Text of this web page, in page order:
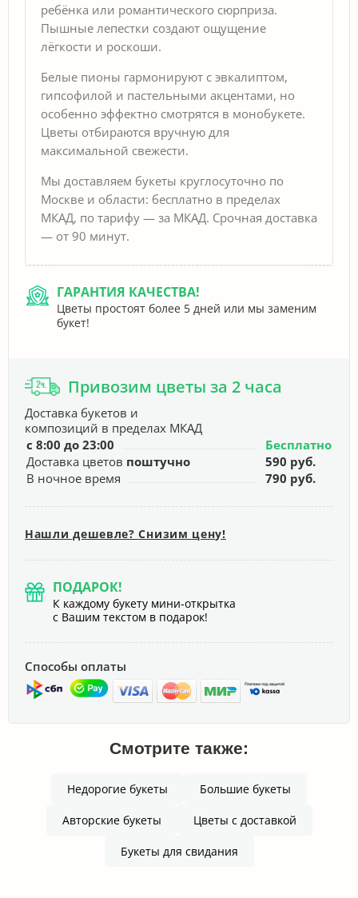
ребёнка или романтического сюрприза.
Пышные лепестки создают ощущение
лёгкости и роскоши.
Белые пионы гармонируют с эвкалиптом,
гипсофилой и пастельными акцентами, но
особенно эффектно смотрятся в монобукете.
Цветы отбираются вручную для
максимальной свежести.
Мы доставляем букеты круглосуточно по
Москве и области: бесплатно в пределах
МКАД, по тарифу — за МКАД. Срочная доставка
— от 90 минут.
ГАРАНТИЯ КАЧЕСТВА!
Цветы простоят более 5 дней или мы заменим
букет!
Привозим цветы за 2 часа
Доставка букетов и
композиций в пределах МКАД
с 8:00 до 23:00
Бесплатно
Доставка цветов поштучно
590 руб.
В ночное время
790 руб.
Нашли дешевле? Снизим цену!
ПОДАРОК!
К каждому букету мини-открытка
с Вашим текстом в подарок!
Способы оплаты
Смотрите также:
Недорогие букеты Большие букеты
Авторские букеты Цветы с доставкой
Букеты для свидания